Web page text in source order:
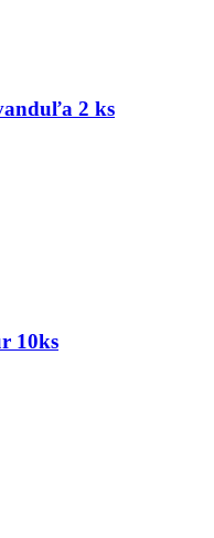
2 ks
10ks